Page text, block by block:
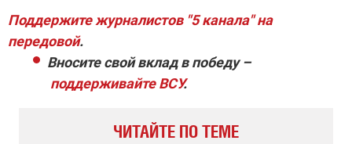
Поддержите журналистов "5 канала" на
передовой.
Вносите свой вклад в победу –
поддерживайте ВСУ.
ЧИТАЙТЕ ПО ТЕМЕ